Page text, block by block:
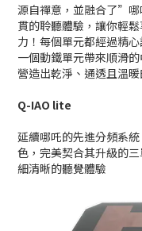
源自禪意，並融合了”
貫的聆聽體驗，讓你輕
力！每個單元都經過精
一個動鐵單元帶來順滑
營造出乾淨、通透且溫暖
Q-IAO lite
延續哪吒的先進分頻系
色，完美契合其升級的
細清晰的聽覺體驗